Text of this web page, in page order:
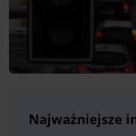
Najważniejsze